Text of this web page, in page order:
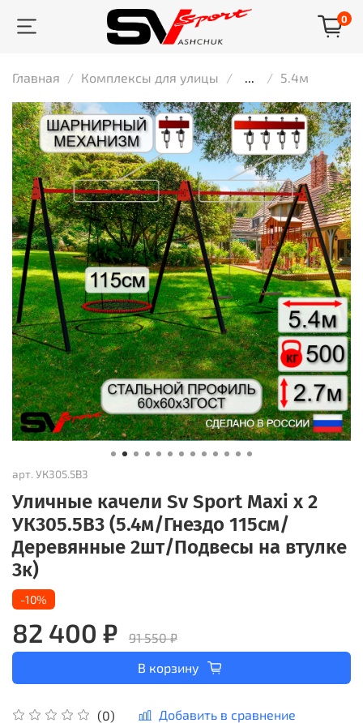
0
Главная Комплексы для улицы ... 5.4м
арт. УК305.5В3
Уличные качели Sv Sport Maxi х 2
УК305.5В3 (5.4м/Гнездо 115см/
Деревянные 2шт/Подвесы на втулке
3к)
(0) Добавить в сравнение
-10%
82 400 ₽
91 550 ₽
В корзину